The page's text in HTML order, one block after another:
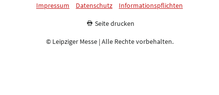
Impressum
Datenschutz Informationspflichten
Seite drucken
© Leipziger Messe | Alle Rechte vorbehalten.